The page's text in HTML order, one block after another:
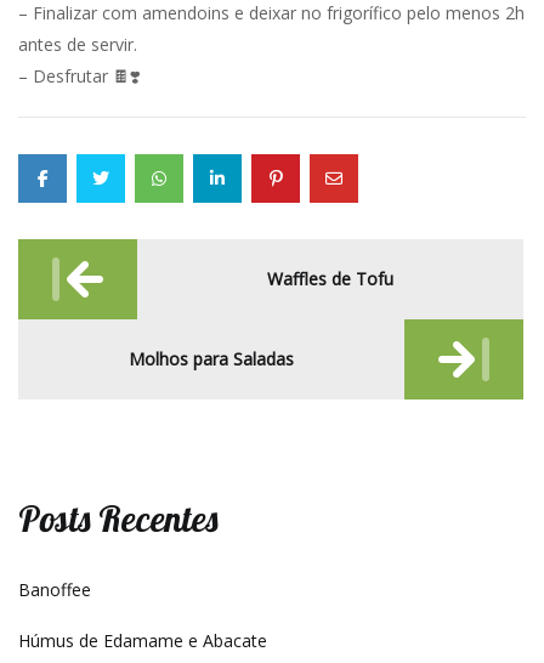
– Finalizar com amendoins e deixar no frigorífico pelo menos 2h
antes de servir.
– Desfrutar 🍫❣️
Post
navigation
Waffles de Tofu
Molhos para Saladas
Posts Recentes
Banoffee
Húmus de Edamame e Abacate